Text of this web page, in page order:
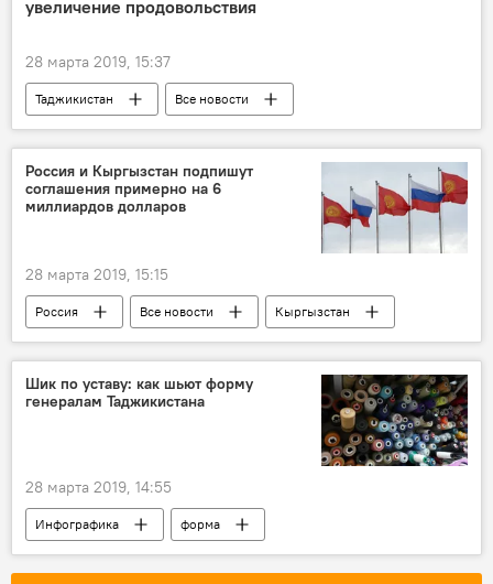
увеличение продовольствия
28 марта 2019, 15:37
Таджикистан
Все новости
предприятие
Россия и Кыргызстан подпишут
соглашения примерно на 6
миллиардов долларов
28 марта 2019, 15:15
Россия Все новости
Кыргызстан
Центральная Азия
соглашение
Шик по уставу: как шьют форму
генералам Таджикистана
28 марта 2019, 14:55
Инфографика
форма
Армия и вооружение
Таджикистан